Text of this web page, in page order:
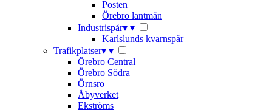
Posten
Örebro lantmän
Industrispår▾ ▾
Karlslunds kvarnspår
Trafikplatser▾ ▾
Örebro Central
Örebro Södra
Örnsro
Åbyverket
Ekströms